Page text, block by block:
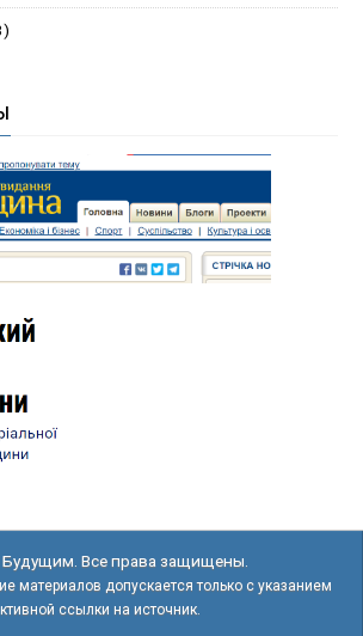
Все права защищены.
материалов допускается только с указанием
ссылки на источник.